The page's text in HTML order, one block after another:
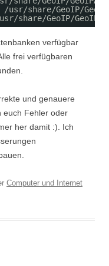
/usr/share/GeoIP/
share/GeoIP/
verfügbar
frei verfügbaren
und genauere
euch Fehler oder
her damit :). Ich
Computer und Internet